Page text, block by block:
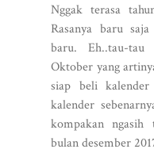
Nggak terasa
Rasanya baru
baru. Eh..tau-
Oktober yang
siap beli
kalender
kompakan
bulan desember